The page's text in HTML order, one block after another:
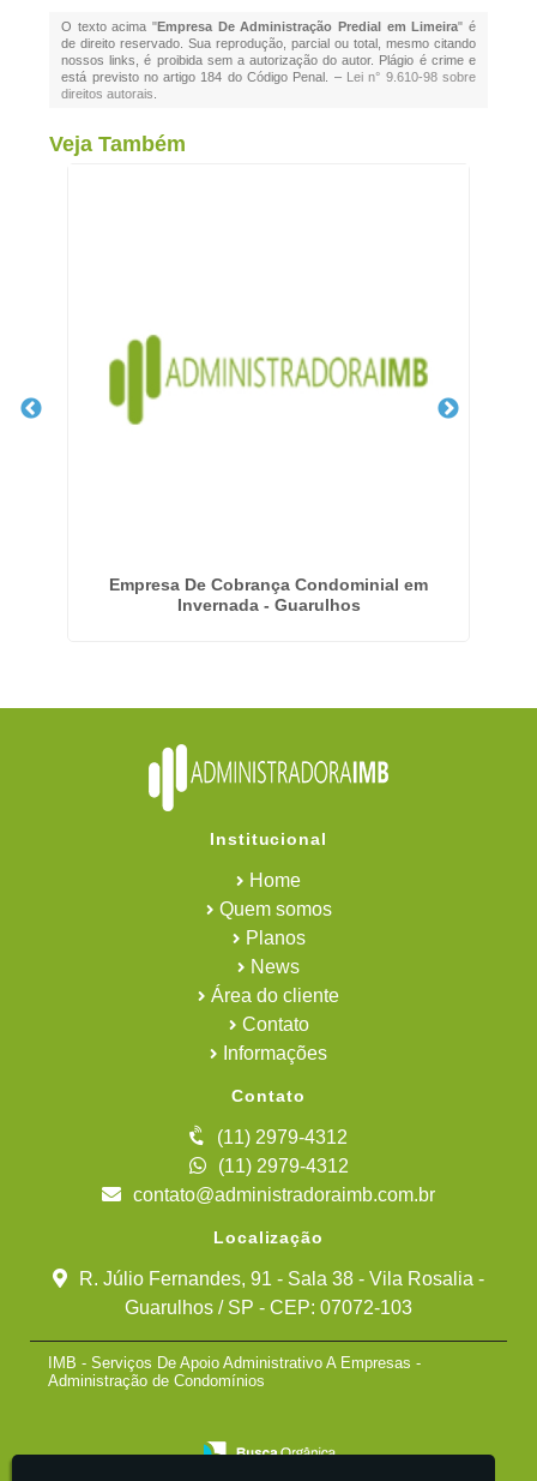
O texto acima "Empresa De Administração Predial em Limeira" é
de direito reservado. Sua reprodução, parcial ou total, mesmo citando
nossos links, é proibida sem a autorização do autor. Plágio é crime e
está previsto no artigo 184 do Código Penal. – Lei n° 9.610-98 sobre
direitos autorais
Veja Também
Empresa De Cobrança Condominial em
Invernada - Guarulhos
Institucional
Home
Quem somos
Planos
News
Área do cliente
Contato
Informações
Contato
(11) 2979-4312
(11) 2979-4312
contato@administradoraimb.com.br
Localização
R. Júlio Fernandes, 91 - Sala 38 - Vila Rosalia -
Guarulhos / SP - CEP: 07072-103
IMB - Serviços De Apoio Administrativo A Empresas -
Administração de Condomínios